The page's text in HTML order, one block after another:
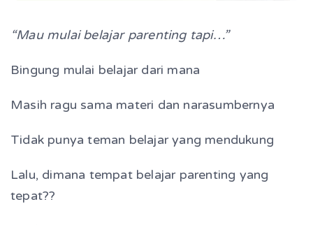
“Mau mulai belajar parenting tapi…”
Bingung mulai belajar dari mana
Masih ragu sama materi dan narasumbernya
Tidak punya teman belajar yang mendukung
Lalu, dimana tempat belajar parenting yang
tepat??